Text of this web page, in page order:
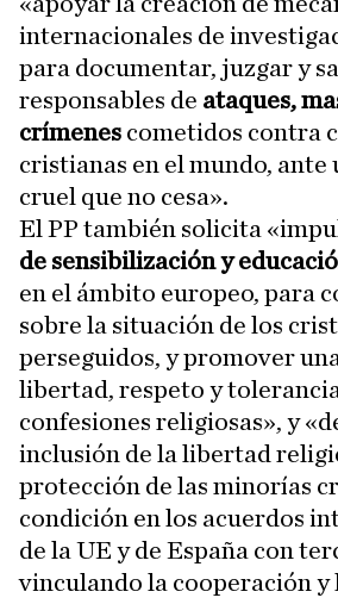
internacionales de
para documentar, juzgar y
responsables de ataques,
crímenes cometidos contra
cristianas en el mundo, ante
cruel que no cesa».
El PP también solicita
de sensibilización y
en el ámbito europeo, para
sobre la situación de los
perseguidos, y promover
libertad, respeto y
confesiones religiosas», y
inclusión de la libertad
protección de las minorías
condición en los acuerdos
de la UE y de España con
vinculando la cooperación y